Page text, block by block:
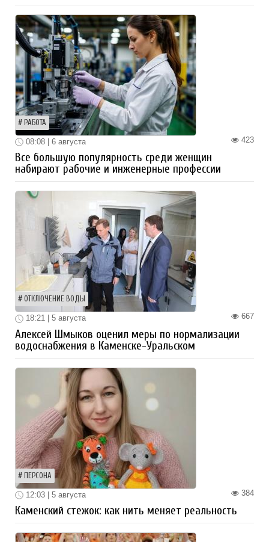
РАБОТА
423
08:08 | 6 августа
Все большую популярность среди женщин
набирают рабочие и инженерные профессии
ОТКЛЮЧЕНИЕ ВОДЫ
667
18:21 | 5 августа
Алексей Шмыков оценил меры по нормализации
водоснабжения в Каменске-Уральском
ПЕРСОНА
384
12:03 | 5 августа
Каменский стежок: как нить меняет реальность